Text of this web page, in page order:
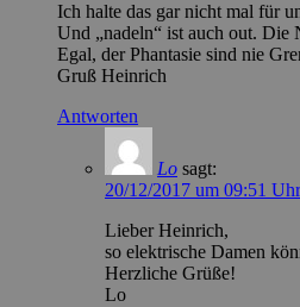
Ich halte das gar nicht mal für
Und „nadeln“ ist auch out. Die
Egal, der Phantasie sind nie
Gruß Heinrich
Antworten
Lo sagt:
20/12/2017 um 09:51 Uhr
Lieber Heinrich,
so elektrische Damen
Herzliche Grüße!
Lo